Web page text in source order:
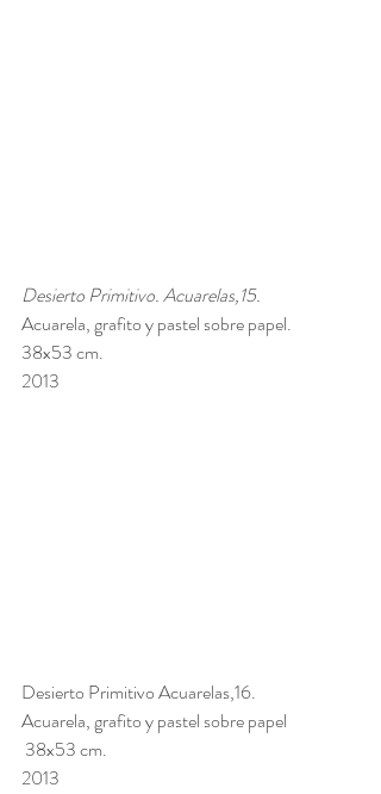
Desierto Primitivo. Acuarelas,15.
Acuarela, grafito y pastel sobre papel.
38x53 cm.
2013
Desierto Primitivo Acuarelas,16.
Acuarela, grafito y pastel sobre papel
38x53 cm.
2013